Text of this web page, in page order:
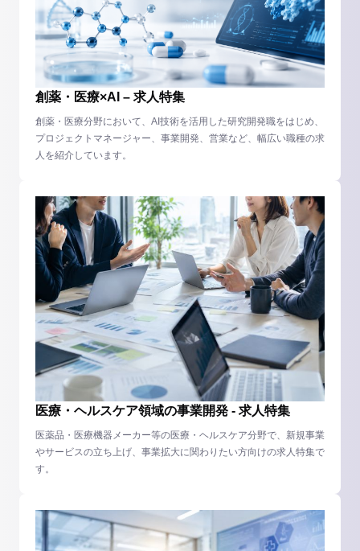
創薬・医療×AI – 求人特集
創薬・医療分野において、AI技術を活用した研究開発職をはじめ、
プロジェクトマネージャー、事業開発、営業など、幅広い職種の求
人を紹介しています。
医療・ヘルスケア領域の事業開発 - 求人特集
医薬品・医療機器メーカー等の医療・ヘルスケア分野で、新規事業
やサービスの立ち上げ、事業拡大に関わりたい方向けの求人特集で
す。